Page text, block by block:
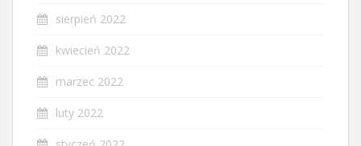
sierpień 2022
kwiecień 2022
marzec 2022
luty 2022